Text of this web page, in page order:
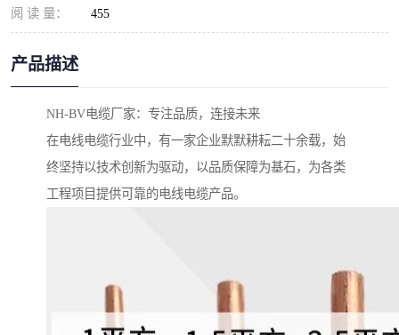
阅 读 量： 455
产品描述
NH-BV电缆厂家：专注品质，连接未来
在电线电缆行业中，有一家企业默默耕耘二十余载，始
终坚持以技术创新为驱动，以品质保障为基石，为各类
工程项目提供可靠的电线电缆产品。